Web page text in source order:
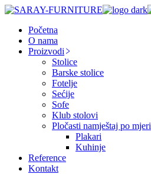
Skip
content
Početna
O nama
Proizvodi
Stolice
Barske stolice
Fotelje
Sećije
Sofe
Klub stolovi
Pločasti namještaj po mjeri
Plakari
Kuhinje
Reference
Kontakt